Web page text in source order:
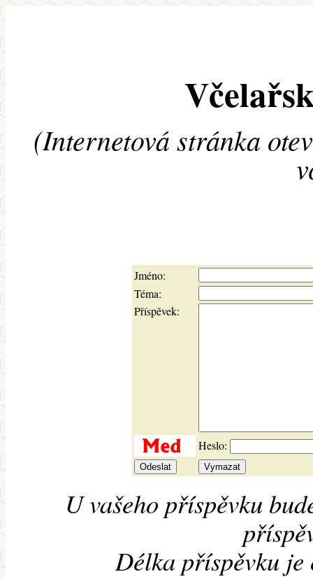
(Internetová stránka
Jméno:
Téma:
Příspěvek:
Heslo:
U vašeho příspěvku
Délka příspěvku je